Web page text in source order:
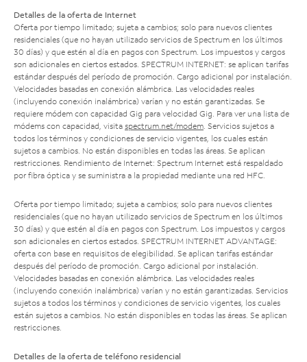
Detalles de la oferta de Internet
Oferta por tiempo limitado; sujeta a cambios; solo para nuevos clientes
residenciales (que no hayan utilizado servicios de Spectrum en los últimos
30 días) y que estén al día en pagos con Spectrum. Los impuestos y cargos
son adicionales en ciertos estados. SPECTRUM INTERNET: se aplican tarifas
estándar después del período de promoción. Cargo adicional por instalación.
Velocidades basadas en conexión alámbrica. Las velocidades reales
(incluyendo conexión inalámbrica) varían y no están garantizadas. Se
requiere módem con capacidad Gig para velocidad Gig. Para ver una lista de
módems con capacidad, visita spectrum.net/modem . Servicios sujetos a
todos los términos y condiciones de servicio vigentes, los cuales están
sujetos a cambios. No están disponibles en todas las áreas. Se aplican
restricciones. Rendimiento de Internet: Spectrum Internet está respaldado
por fibra óptica y se suministra a la propiedad mediante una red HFC.
Oferta por tiempo limitado; sujeta a cambios; solo para nuevos clientes
residenciales (que no hayan utilizado servicios de Spectrum en los últimos
30 días) y que estén al día en pagos con Spectrum. Los impuestos y cargos
son adicionales en ciertos estados. SPECTRUM INTERNET ADVANTAGE:
oferta con base en requisitos de elegibilidad. Se aplican tarifas estándar
después del período de promoción. Cargo adicional por instalación.
Velocidades basadas en conexión alámbrica. Las velocidades reales
(incluyendo conexión inalámbrica) varían y no están garantizadas. Servicios
sujetos a todos los términos y condiciones de servicio vigentes, los cuales
están sujetos a cambios. No están disponibles en todas las áreas. Se aplican
restricciones.
Detalles de la oferta de teléfono residencial